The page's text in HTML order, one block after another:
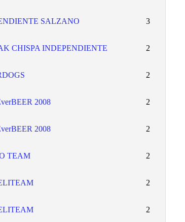
SALZANO 3
CHISPA INDEPENDIENTE 2
2
2008 2
2008 2
TEAM 2
2
2